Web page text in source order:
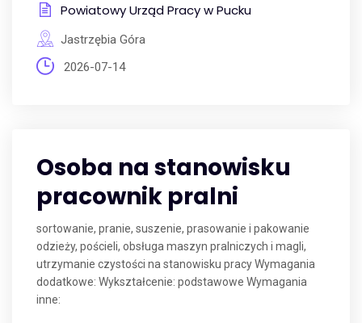
Powiatowy Urząd Pracy w Pucku
Jastrzębia Góra
2026-07-14
Osoba na stanowisku
pracownik pralni
sortowanie, pranie, suszenie, prasowanie i pakowanie
odzieży, pościeli, obsługa maszyn pralniczych i magli,
utrzymanie czystości na stanowisku pracy Wymagania
dodatkowe: Wykształcenie: podstawowe Wymagania
inne: